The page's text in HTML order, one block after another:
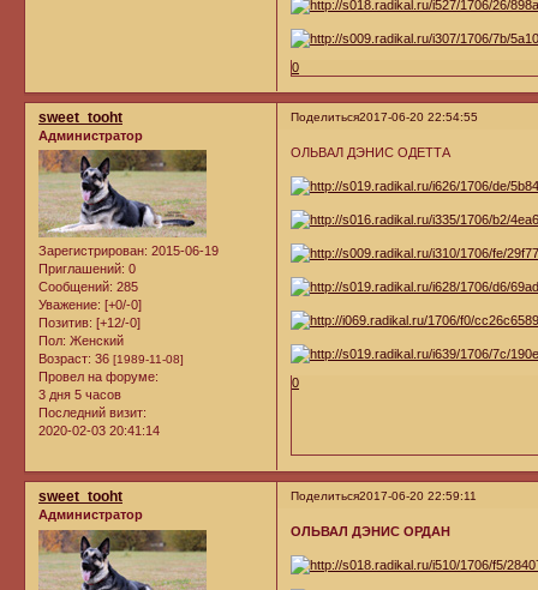
0
Поделиться2017-06-20 22:54:55
sweet_tooht
Администратор
Зарегистрирован: 2015-06-19
Приглашений: 0
Сообщений: 285
Уважение: [+0/-0]
Позитив: [+12/-0]
Пол: Женский
Возраст: 36 [1989-11-08]
Провел на форуме:
3 дня 5 часов
Последний визит:
2020-02-03 20:41:14
ОЛЬВАЛ ДЭНИС ОДЕТТА
0
Поделиться2017-06-20 22:59:11
sweet_tooht
Администратор
ОЛЬВАЛ ДЭНИС ОРДАН